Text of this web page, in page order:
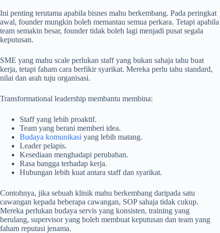
Ini penting terutama apabila bisnes mahu berkembang. Pada peringkat
awal, founder mungkin boleh memantau semua perkara. Tetapi apabila
team semakin besar, founder tidak boleh lagi menjadi pusat segala
keputusan.
SME yang mahu scale perlukan staff yang bukan sahaja tahu buat
kerja, tetapi faham cara berfikir syarikat. Mereka perlu tahu standard,
nilai dan arah tuju organisasi.
Transformational leadership membantu membina:
Staff yang lebih proaktif.
Team yang berani memberi idea.
Budaya komunikasi yang lebih matang.
Leader pelapis.
Kesediaan menghadapi perubahan.
Rasa bangga terhadap kerja.
Hubungan lebih kuat antara staff dan syarikat.
Contohnya, jika sebuah klinik mahu berkembang daripada satu
cawangan kepada beberapa cawangan, SOP sahaja tidak cukup.
Mereka perlukan budaya servis yang konsisten, training yang
berulang, supervisor yang boleh membuat keputusan dan team yang
faham reputasi jenama.